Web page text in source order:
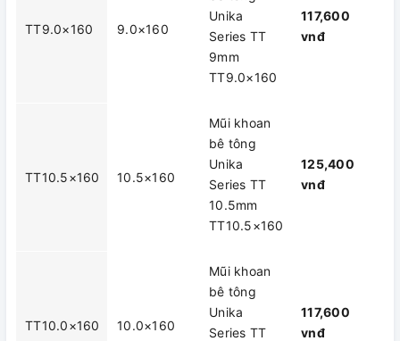
TT9.0×160 9.0×160
Unika
Series TT
9mm
TT9.0×160
117,600
vnđ
TT10.5×160 10.5×160
Mũi khoan
bê tông
Unika
Series TT
10.5mm
TT10.5×160
125,400
vnđ
TT10.0×160 10.0×160
Mũi khoan
bê tông
Unika
Series TT
117,600
vnđ